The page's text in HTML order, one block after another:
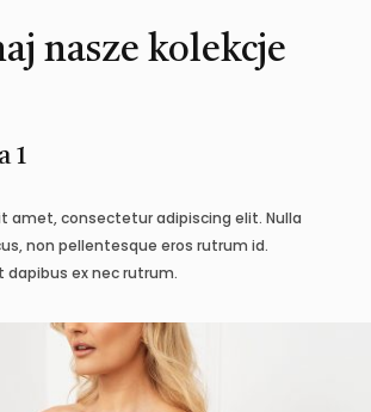
nasze kolekcje
1
amet, consectetur adipiscing elit. Nulla
non pellentesque eros rutrum id.
ex nec rutrum.